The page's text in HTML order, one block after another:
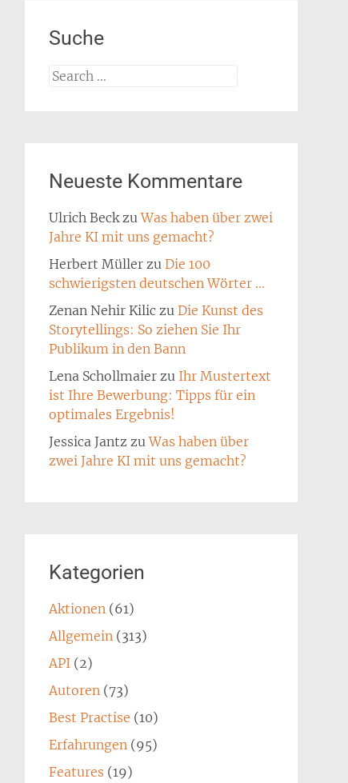
Suche
Search
Neueste Kommentare
Ulrich BeckzuWas haben über zwei
Jahre KI mit uns gemacht?
Herbert Müllerzu Die 100
schwierigsten deutschen Wörter …
Zenan Nehir Kiliczu Die Kunst des
Storytellings: So ziehen Sie Ihr
Publikum in den Bann
Lena Schollmaierzu Ihr Mustertext
ist Ihre Bewerbung: Tipps für ein
optimales Ergebnis!
Jessica Jantz zuWas haben über
zwei Jahre KI mit uns gemacht?
Kategorien
Aktionen(61)
Allgemein(313)
API(2)
Autoren(73)
Best Practise (10)
Erfahrungen(95)
Features (19)